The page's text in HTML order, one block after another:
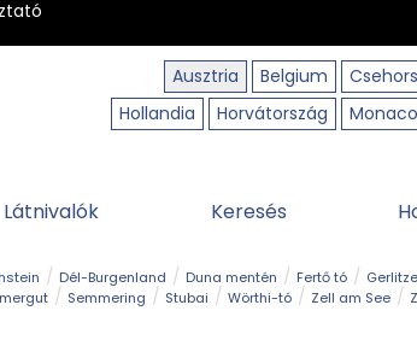
Ausztria
Belgium
Hollandia
Horvátország Monaco
Látnivalók Keresés
Dél-Burgenland Duna mentén Fertő tó
Semmering Stubai Wörthi-tó Zell am See